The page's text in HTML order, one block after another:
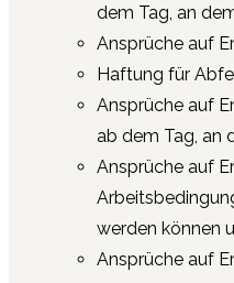
dem Tag, an
Ansprüche auf
Haftung für
Ansprüche auf
ab dem Tag, an
Ansprüche auf
werden können
Ansprüche auf